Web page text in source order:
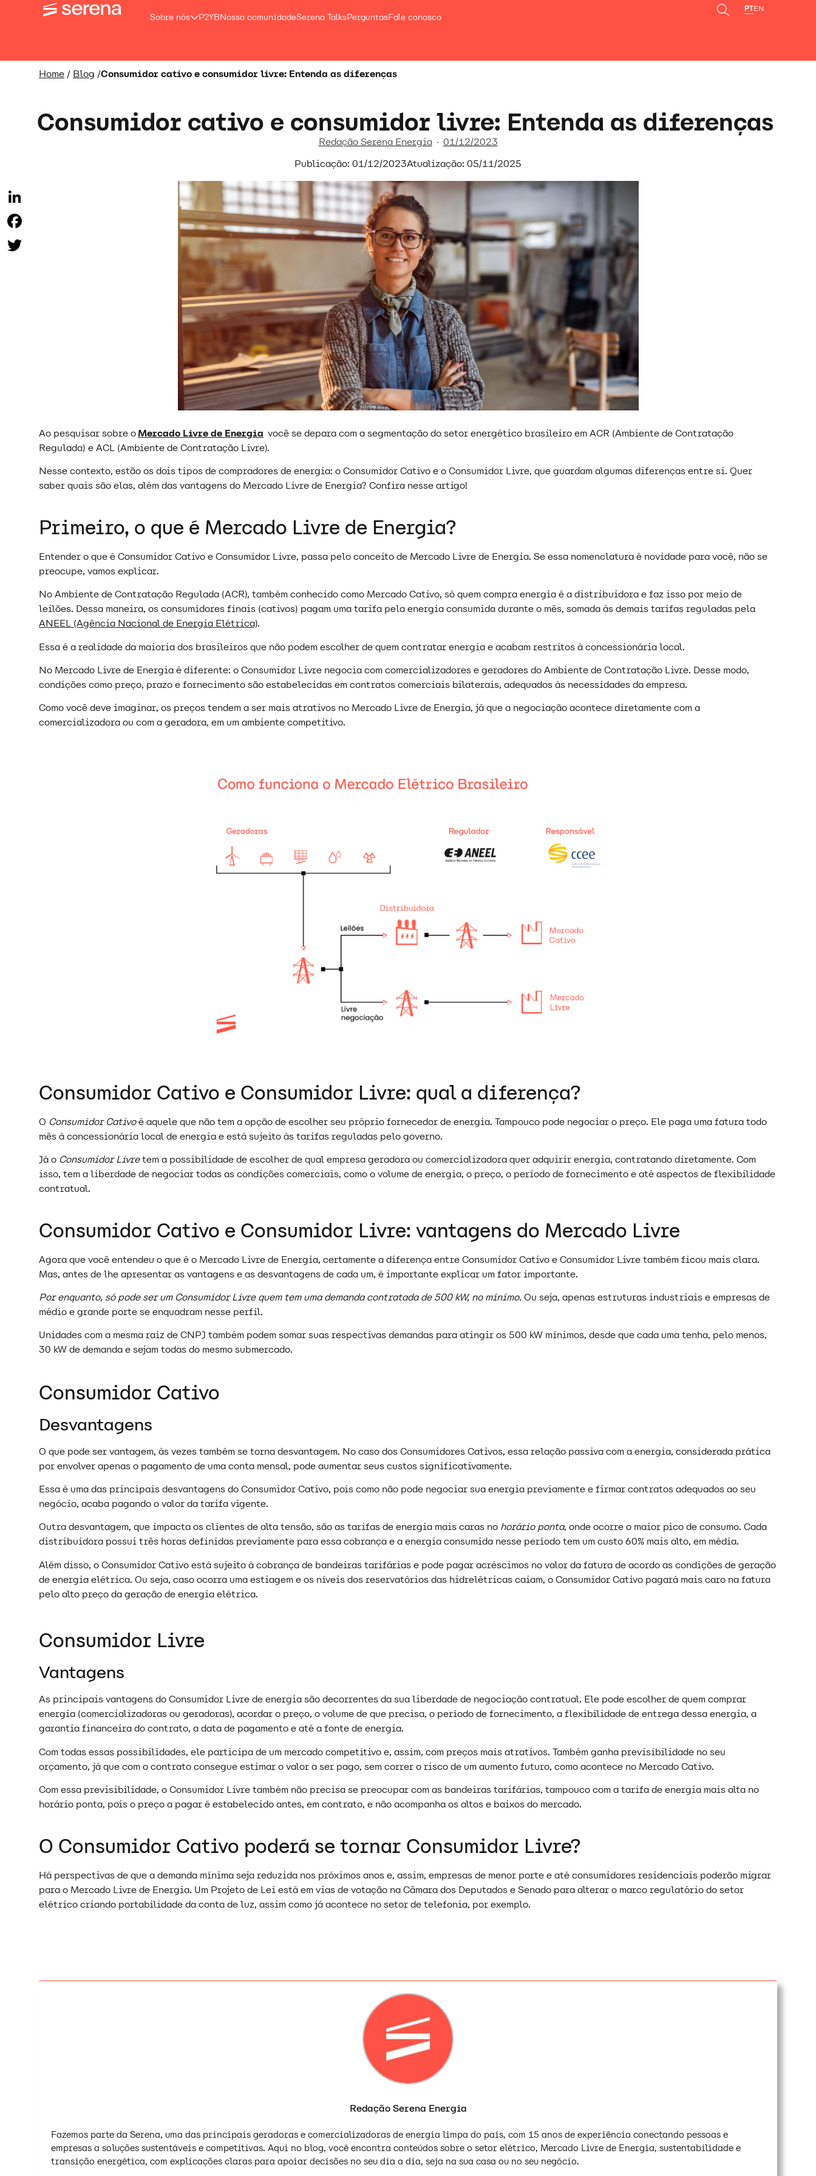
Sobre nós P2YBNossa comunidadeSerena TalksPerguntasFale conosco
PTEN
Home / Blog /Consumidor cativo e consumidor livre: Entenda as diferenças
Consumidor cativo e consumidor livre: Entenda as diferenças
Redação Serena Energia
01/12/2023
Publicação: 01/12/2023Atualização: 05/11/2025
Ao pesquisar sobre oMercado Livre de Energia você se depara com a segmentação do setor energético brasileiro em ACR (Ambiente de Contratação
Regulada) e ACL (Ambiente de Contratação Livre).
Nesse contexto, estão os dois tipos de compradores de energia: o Consumidor Cativo e o Consumidor Livre, que guardam algumas diferenças entre si. Quer
saber quais são elas, além das vantagens do Mercado Livre de Energia? Confira nesse artigo!
Primeiro, o que é Mercado Livre de Energia?
Entender o que é Consumidor Cativo e Consumidor Livre, passa pelo conceito de Mercado Livre de Energia. Se essa nomenclatura é novidade para você, não se
preocupe, vamos explicar.
No Ambiente de Contratação Regulada (ACR), também conhecido como Mercado Cativo, só quem compra energia é a distribuidora e faz isso por meio de
leilões. Dessa maneira, os consumidores finais (cativos) pagam uma tarifa pela energia consumida durante o mês, somada às demais tarifas reguladas pela
ANEEL (Agência Nacional de Energia Elétrica).
Essa é a realidade da maioria dos brasileiros que não podem escolher de quem contratar energia e acabam restritos à concessionária local.
No Mercado Livre de Energia é diferente: o Consumidor Livre negocia com comercializadores e geradores do Ambiente de Contratação Livre. Desse modo,
condições como preço, prazo e fornecimento são estabelecidas em contratos comerciais bilaterais, adequados às necessidades da empresa.
Como você deve imaginar, os preços tendem a ser mais atrativos no Mercado Livre de Energia, já que a negociação acontece diretamente com a
comercializadora ou com a geradora, em um ambiente competitivo.
Consumidor Cativo e Consumidor Livre: qual a diferença?
O Consumidor Cativoé aquele que não tem a opção de escolher seu próprio fornecedor de energia. Tampouco pode negociar o preço. Ele paga uma fatura todo
mês à concessionária local de energia e está sujeito às tarifas reguladas pelo governo.
Já o Consumidor Livretem a possibilidade de escolher de qual empresa geradora ou comercializadora quer adquirir energia, contratando diretamente. Com
isso, tem a liberdade de negociar todas as condições comerciais, como o volume de energia, o preço, o período de fornecimento e até aspectos de flexibilidade
contratual.
Consumidor Cativo e Consumidor Livre: vantagens do Mercado Livre
Agora que você entendeu o que é o Mercado Livre de Energia, certamente a diferença entre Consumidor Cativo e Consumidor Livre também ficou mais clara.
Mas, antes de lhe apresentar as vantagens e as desvantagens de cada um, é importante explicar um fator importante.
Por enquanto, só pode ser um Consumidor Livre quem tem uma demanda contratada de 500 kW, no mínimo.Ou seja, apenas estruturas industriais e empresas de
médio e grande porte se enquadram nesse perfil.
Unidades com a mesma raiz de CNPJ também podem somar suas respectivas demandas para atingir os 500 kW mínimos, desde que cada uma tenha, pelo menos,
30 kW de demanda e sejam todas do mesmo submercado.
Consumidor Cativo
Desvantagens
O que pode ser vantagem, às vezes também se torna desvantagem. No caso dos Consumidores Cativos, essa relação passiva com a energia, considerada prática
por envolver apenas o pagamento de uma conta mensal, pode aumentar seus custos significativamente.
Essa é uma das principais desvantagens do Consumidor Cativo, pois como não pode negociar sua energia previamente e firmar contratos adequados ao seu
negócio, acaba pagando o valor da tarifa vigente.
Outra desvantagem, que impacta os clientes de alta tensão, são as tarifas de energia mais caras no horário ponta, onde ocorre o maior pico de consumo. Cada
distribuidora possui três horas definidas previamente para essa cobrança e a energia consumida nesse período tem um custo 60% mais alto, em média.
Além disso, o Consumidor Cativo está sujeito à cobrança de bandeiras tarifárias e pode pagar acréscimos no valor da fatura de acordo as condições de geração
de energia elétrica. Ou seja, caso ocorra uma estiagem e os níveis dos reservatórios das hidrelétricas caiam, o Consumidor Cativo pagará mais caro na fatura
pelo alto preço da geração de energia elétrica.
Consumidor Livre
Vantagens
As principais vantagens do Consumidor Livre de energia são decorrentes da sua liberdade de negociação contratual. Ele pode escolher de quem comprar
energia (comercializadoras ou geradoras), acordar o preço, o volume de que precisa, o período de fornecimento, a flexibilidade de entrega dessa energia, a
garantia financeira do contrato, a data de pagamento e até a fonte de energia.
Com todas essas possibilidades, ele participa de um mercado competitivo e, assim, com preços mais atrativos. Também ganha previsibilidade no seu
orçamento, já que com o contrato consegue estimar o valor a ser pago, sem correr o risco de um aumento futuro, como acontece no Mercado Cativo.
Com essa previsibilidade, o Consumidor Livre também não precisa se preocupar com as bandeiras tarifárias, tampouco com a tarifa de energia mais alta no
horário ponta, pois o preço a pagar é estabelecido antes, em contrato, e não acompanha os altos e baixos do mercado.
O Consumidor Cativo poderá se tornar Consumidor Livre?
Há perspectivas de que a demanda mínima seja reduzida nos próximos anos e, assim, empresas de menor porte e até consumidores residenciais poderão migrar
para o Mercado Livre de Energia. Um Projeto de Lei está em vias de votação na Câmara dos Deputados e Senado para alterar o marco regulatório do setor
elétrico criando portabilidade da conta de luz, assim como já acontece no setor de telefonia, por exemplo.
Redação Serena Energia
Fazemos parte da Serena, uma das principais geradoras e comercializadoras de energia limpa do país, com 15 anos de experiência conectando pessoas e
empresas a soluções sustentáveis e competitivas. Aqui no blog, você encontra conteúdos sobre o setor elétrico, Mercado Livre de Energia, sustentabilidade e
transição energética, com explicações claras para apoiar decisões no seu dia a dia, seja na sua casa ou no seu negócio.
LinkedIn
Facebook